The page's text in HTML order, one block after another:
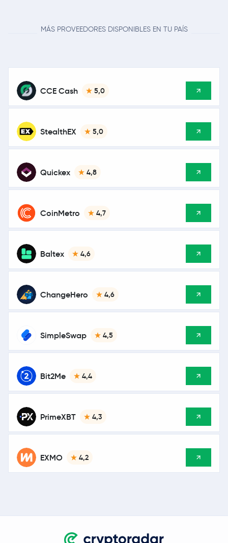
MÁS PROVEEDORES DISPONIBLES EN TU PAÍS
CCE Cash 5,0
StealthEX 5,0
Quickex 4,8
CoinMetro 4,7
Baltex 4,6
ChangeHero 4,6
SimpleSwap 4,5
Bit2Me 4,4
PrimeXBT 4,3
EXMO 4,2